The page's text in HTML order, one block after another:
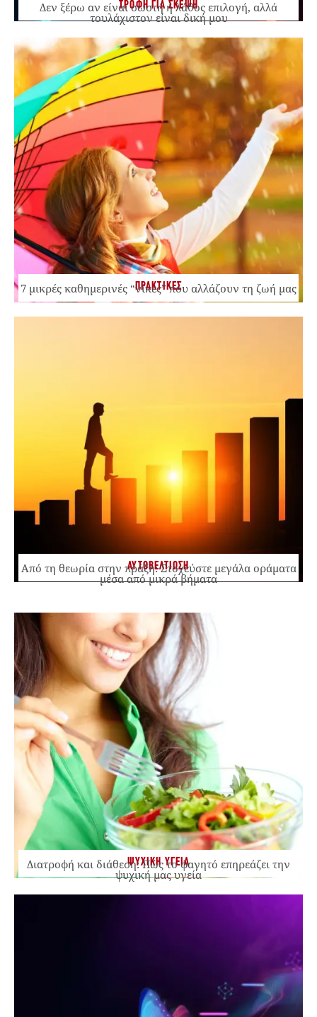
ΤΡΟΦΗ ΓΙΑ ΣΚΕΨΗ
Δεν ξέρω αν είναι σωστή ή λάθος επιλογή, αλλά
τουλάχιστον είναι δική μου
ΠΡΑΚΤΙΚΕΣ
7 μικρές καθημερινές “νίκες” που αλλάζουν τη ζωή μας
ΑΥΤΟΒΕΛΤΙΩΣΗ
Από τη θεωρία στην πράξη: Στοχεύστε μεγάλα οράματα
μέσα από μικρά βήματα
ΨΥΧΙΚΗ ΥΓΕΙΑ
Διατροφή και διάθεση: Πώς το φαγητό επηρεάζει την
ψυχική μας υγεία